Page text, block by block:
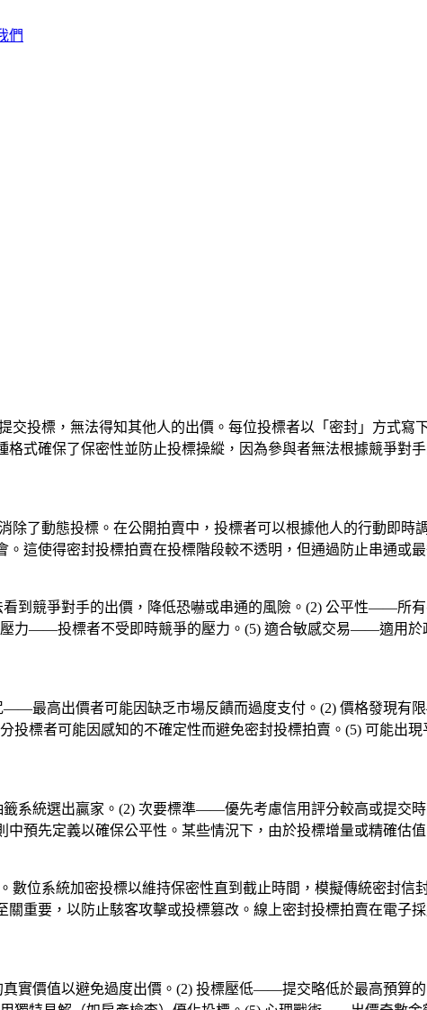
們
投標，無法得知其他人的出價。每位投標者以「密封」方式寫
式確保了保密性並防止投標操縱，因為參與者無法根據競爭對
了動態投標。在公開拍賣中，投標者可以根據他人的行動即時
這使得密封投標拍賣在投標階段較不透明，但通過防止串通或
到競爭對手的出價，降低恐嚇或串通的風險。(2) 公平性——所
力——投標者不受即時競爭的壓力。(5) 適合敏感交易——適用於
——最高出價者可能因缺乏市場反饋而過度支付。(2) 價格發現
標者可能因感知的不確定性而避免密封投標拍賣。(5) 可能出
系統選出贏家。(2) 次要標準——優先考慮信用評分較高或提交
預先定義以確保公平性。某些情況下，由於投標增量或精確估
位系統加密投標以維持保密性直到截止時間，模擬傳統密封信
重要，以防止駭客攻擊或投標篡改。線上密封投標拍賣在電子
實價值以避免過度出價。(2) 投標壓低——提交略低於最高預算